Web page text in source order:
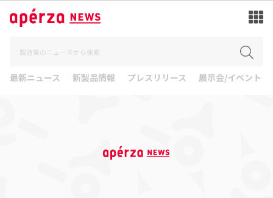
最新ニュース 新製品情報 プレスリリース 展示会/イベント